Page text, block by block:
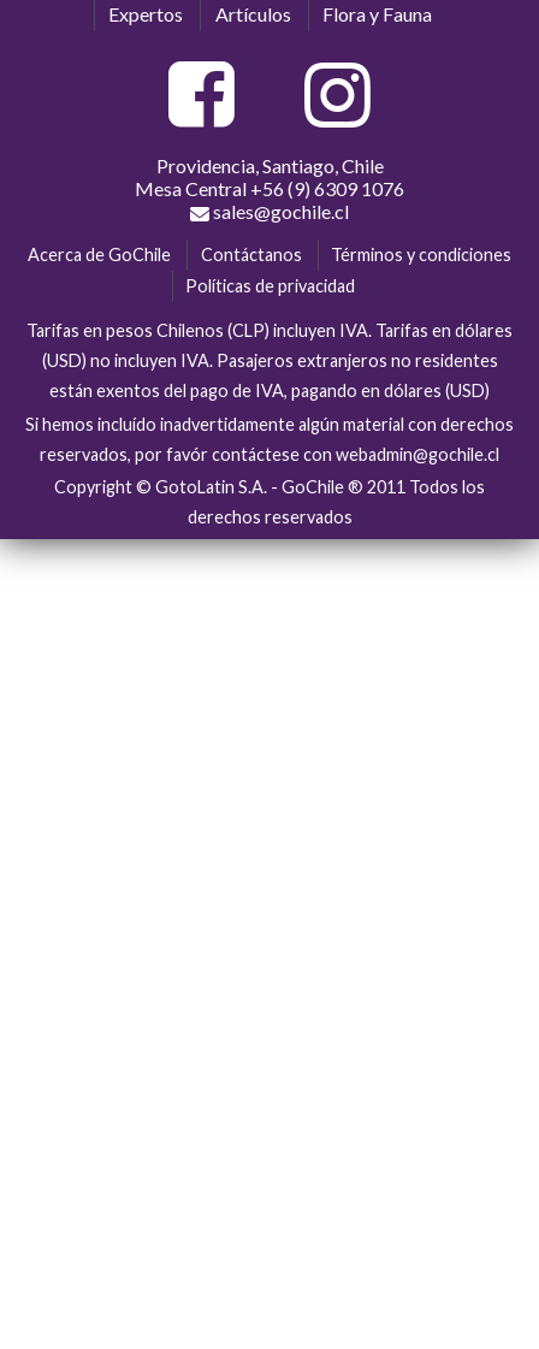
Expertos
Artículos Flora y Fauna
Providencia, Santiago, Chile
Mesa Central +56 (9) 6309 1076
sales@gochile.cl
Acerca de GoChile Contáctanos
Términos y condiciones
Políticas de privacidad
Tarifas en pesos Chilenos (CLP) incluyen IVA. Tarifas en dólares
(USD) no incluyen IVA. Pasajeros extranjeros no residentes
están exentos del pago de IVA, pagando en dólares (USD)
Si hemos incluído inadvertidamente algún material con derechos
reservados, por favór contáctese con webadmin@gochile.cl
Copyright © GotoLatin S.A. - GoChile ® 2011 Todos los
derechos reservados